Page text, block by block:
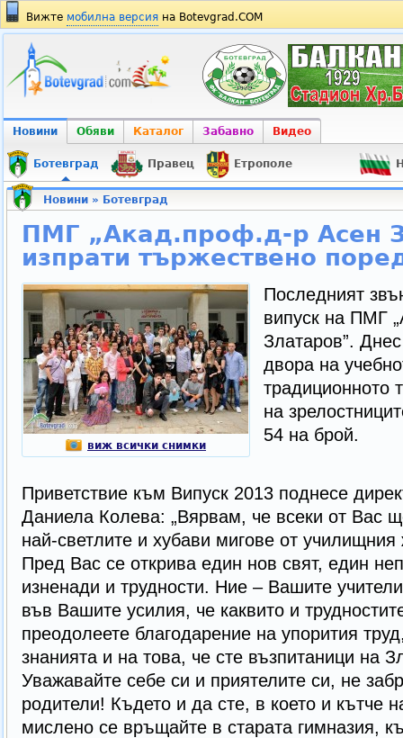
Вижте мобилна версия на Botevgrad.COM
Новини Обяви Каталог Забавно Видео
Ботевград Правец Етрополе
Новини» Ботевград
ПМГ „Акад.проф.д-р Асен
изпрати тържествено
виж всички снимки
Последният
випуск на ПМГ
Златаров”.
двора на
традиционното
на
54 на брой.
Приветствие към Випуск 2013 поднесе
Даниела Колева: „Вярвам, че всеки от Вас
най-светлите и хубави мигове от училищния
Пред Вас се открива един нов свят, един
изненади и трудности. Ние – Вашите
във Вашите усилия, че каквито и
преодолеете благодарение на упорития
знанията и на това, че сте възпитаници на
Уважавайте себе си и приятелите си, не
родители! Където и да сте, в което и кътче
мислено се връщайте в старата гимназия,